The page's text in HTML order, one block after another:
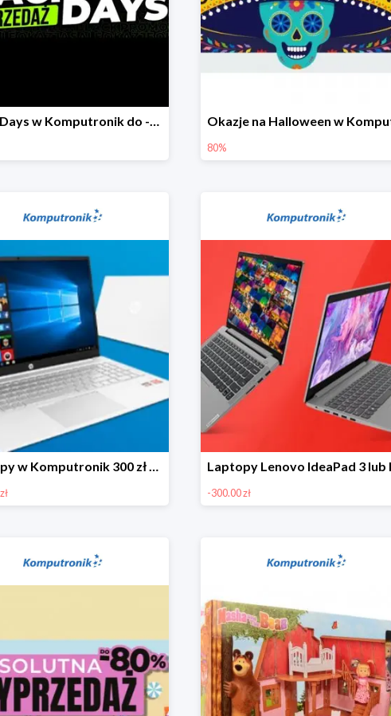
Black Days w Komputronik do -80%
80%
Laptopy w Komputronik 300 zł taniej
-300.00 zł